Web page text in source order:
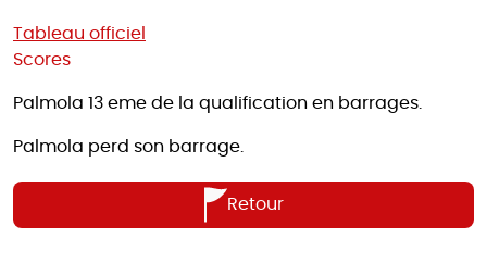
Tableau officiel
Scores
Palmola 13 eme de la qualification en barrages.
Palmola perd son barrage.
Retour